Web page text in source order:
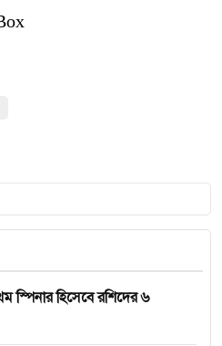
স্পিনার হিসেবে রশিদের ৬